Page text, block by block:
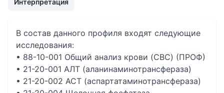
Интерпретация
В состав данного профиля входят следующие
исследования:
• 88-10-001 Общий анализ крови (CBC) (ПРОФ)
• 21-20-001 АЛТ (аланинаминотрансфераза)
• 21-20-002 АСТ (аспартатаминотрансфераза)